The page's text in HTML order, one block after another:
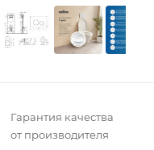
Гарантия качества
от производителя